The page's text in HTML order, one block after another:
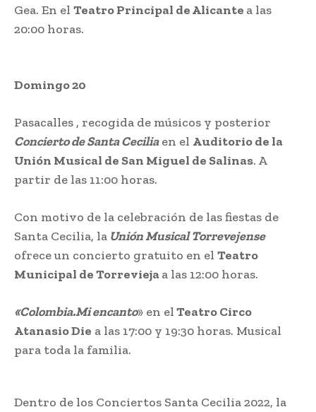
Gea. En el Teatro Principal de Alicante a las
20:00 horas.
Domingo 20
Pasacalles , recogida de músicos y posterior
Concierto de Santa Ceciliaen el Auditorio de la
Unión Musical de San Miguel de Salinas. A
partir de las 11:00 horas.
Con motivo de la celebración de las fiestas de
Santa Cecilia, la Unión Musical Torrevejense
ofrece un concierto gratuito en el Teatro
Municipal de Torreviejaa las 12:00 horas.
«Colombia.Mi encanto» en elTeatro Circo
Atanasio Die a las 17:00 y 19:30 horas. Musical
para toda la familia.
Dentro de los Conciertos Santa Cecilia 2022, la